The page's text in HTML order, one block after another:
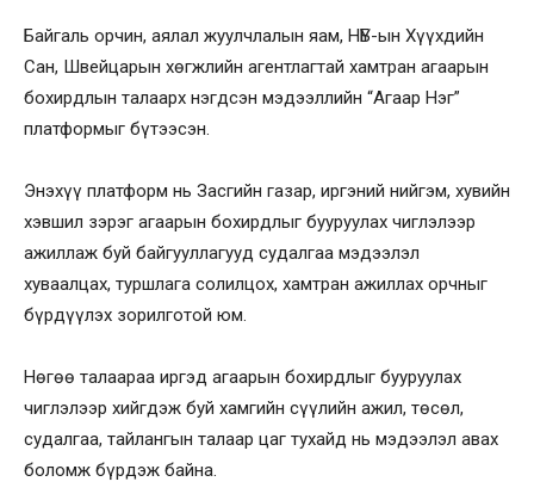
Байгаль орчин, аялал жуулчлалын яам, НҮБ-ын Хүүхдийн
Сан, Швейцарын хөгжлийн агентлагтай хамтран агаарын
бохирдлын талаарх нэгдсэн мэдээллийн “Агаар Нэг”
платформыг бүтээсэн.
Энэхүү платформ нь Засгийн газар, иргэний нийгэм, хувийн
хэвшил зэрэг агаарын бохирдлыг бууруулах чиглэлээр
ажиллаж буй байгууллагууд судалгаа мэдээлэл
хуваалцах, туршлага солилцох, хамтран ажиллах орчныг
бүрдүүлэх зорилготой юм.
Нөгөө талаараа иргэд агаарын бохирдлыг бууруулах
чиглэлээр хийгдэж буй хамгийн сүүлийн ажил, төсөл,
судалгаа, тайлангын талаар цаг тухайд нь мэдээлэл авах
боломж бүрдэж байна.